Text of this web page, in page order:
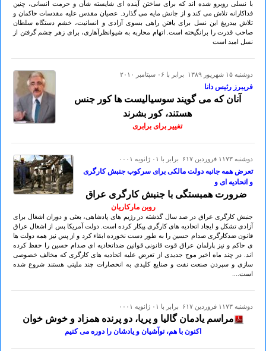
با نسلی روبرو شده اند که برای ساختن آینده ای شایسته شأن و حرمت انسانی، چنین
فداکارانه تلاش می کند و از جانش مایه می گذارد. عصیان مقدس علیه مقدسات حاکمان و
تلاش بیدریغ این نسل برای یافتن راهی بسوی آزادی و انسانیت، خشم دستگاه سلطان
صاحب قدرت را برانگیخته است. اتهام محاربه به شیوانظرآهاری، برای زهر چشم گرفتن از
نسل امید است
دوشنبه ۱۵ شهريور ۱۳۸۹ برابر با ۰۶ سپتامبر ۲۰۱۰
فریبرز رئیس دانا
آنان که می گویند سوسیالیست ها کور جنس
هستند، کور بشرند
تغییر برای برابری
دوشنبه ۱۱۷۳ فروردين ۶۱۷ برابر با ۰۱ ژانويه ۰۰۰۱
تعرض همه جانبه دولت مالکی برای سرکوب جنبش کارگری
و اتحادیه ای و
ضرورت همبستگی با جنبش کارگری عراق
روبن مارکاریان
جنبش کارگری عراق در صد سال گذشته در رژیم های پادشاهی، بعثی و دوران اشغال برای
آزادی تشکل و ایجاد اتحادیه های کارگری پیکار کرده است. دولت آمریکا پس از اشغال عراق
قانون ضدکارگری صدام حسین را به طور دست نخورده ابقاء کرد و از پس نیز همه دولت ها
ی حاکم و نیز پارلمان عراق قوت قانونی قوانین ضداتحادیه ای صدام حسین را حفظ کرده
اند. در چند ماه اخیر موج جدیدی از تعرض علیه اتحادیه های کارگری که مخالف خصوصی
سازی و سپردن صنعت نفت و صنایع کلیدی به انحصارات چند ملیتی هستند شروع شده
است....
دوشنبه ۱۱۷۳ فروردين ۶۱۷ برابر با ۰۱ ژانويه ۰۰۰۱
مراسم یادمان گالیا و پریا، دو پرنده همزاد و خوش خوان
اکنون با هم، نوآشیان و یادشان را دوره می کنیم